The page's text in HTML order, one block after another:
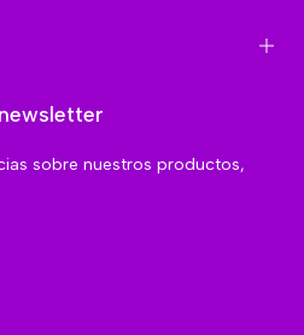
sobre nuestros productos,